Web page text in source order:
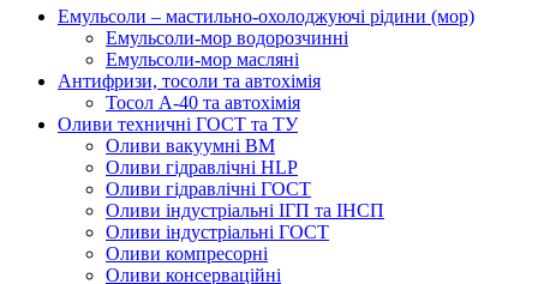
Емульсоли – мастильно-охолоджуючі рідини (мор)
Емульсоли-мор водорозчинні
Емульсоли-мор масляні
Антифризи, тосоли та автохімія
Тосол А-40 та автохімія
Оливи техничні ГОСТ та ТУ
Оливи вакуумні ВМ
Оливи гідравлічні HLP
Оливи гідравлічні ГОСТ
Оливи індустріальні ІГП та ІНСП
Оливи індустріальні ГОСТ
Оливи компресорні
Оливи консерваційні